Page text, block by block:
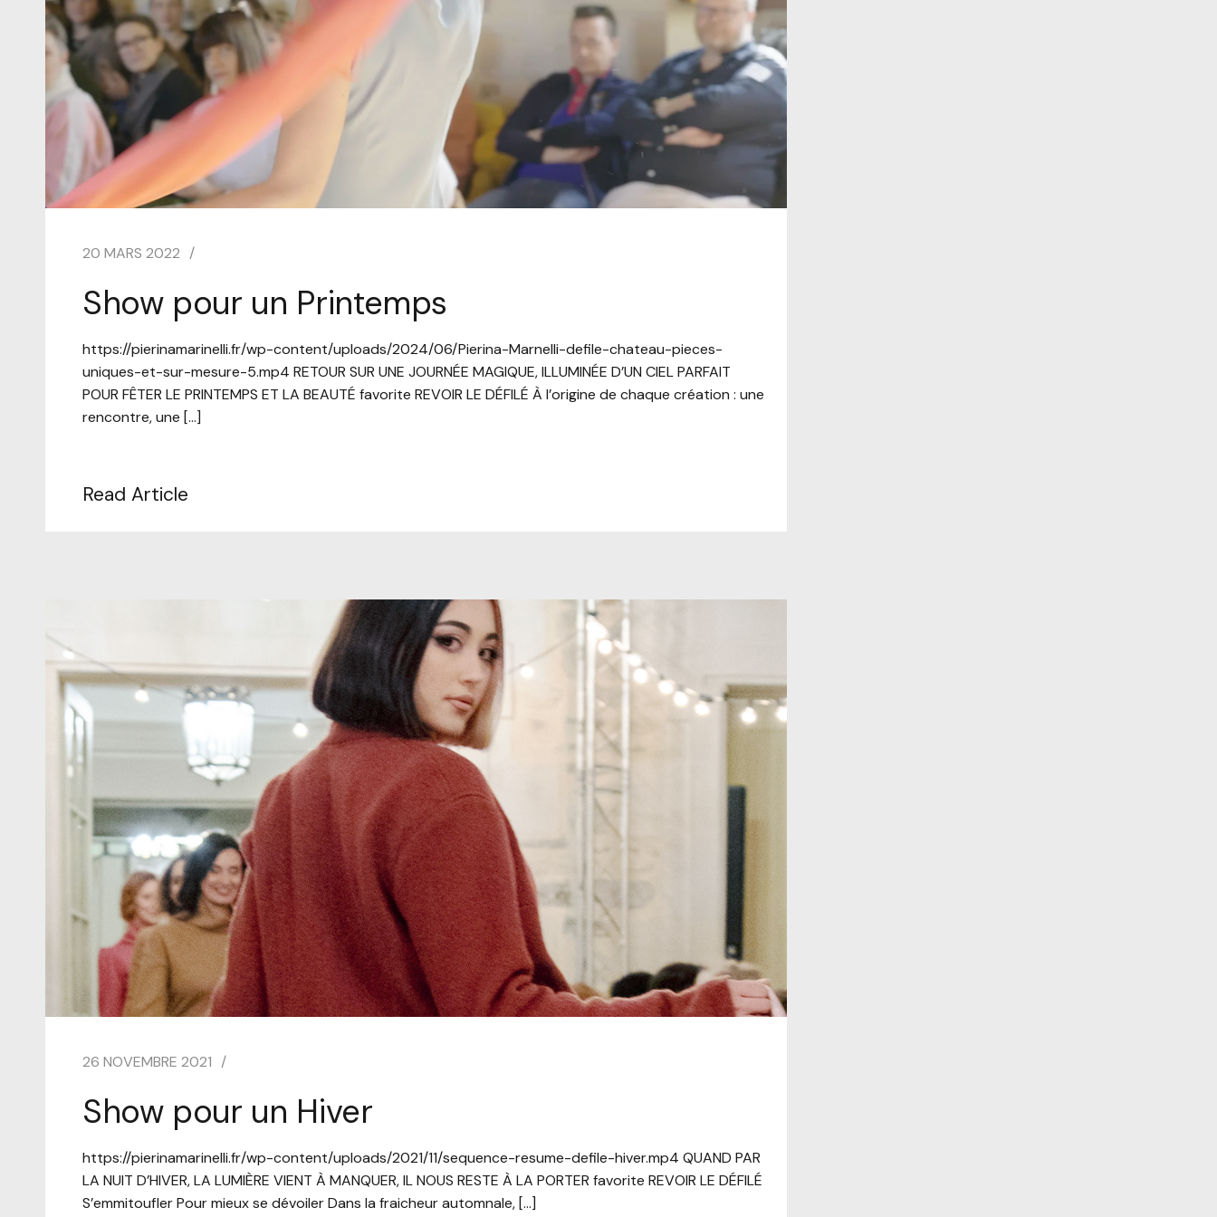
20 MARS 2022
Show pour un Printemps
https://pierinamarinelli.fr/wp-content/uploads/2024/06/Pierina-Marnelli-defile-chateau-pieces-
uniques-et-sur-mesure-5.mp4 RETOUR SUR UNE JOURNÉE MAGIQUE, ILLUMINÉE D’UN CIEL PARFAIT
POUR FÊTER LE PRINTEMPS ET LA BEAUTÉ favorite REVOIR LE DÉFILÉ À l’origine de chaque création : une
rencontre, une […]
Read Article
26 NOVEMBRE 2021
Show pour un Hiver
https://pierinamarinelli.fr/wp-content/uploads/2021/11/sequence-resume-defile-hiver.mp4 QUAND PAR
LA NUIT D’HIVER, LA LUMIÈRE VIENT À MANQUER, IL NOUS RESTE À LA PORTER favorite REVOIR LE DÉFILÉ
S’emmitoufler Pour mieux se dévoiler Dans la fraicheur automnale, […]